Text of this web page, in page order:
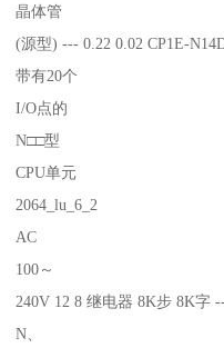
晶体管
(源型) --- 0.22 0.02 CP1E-
带有20个
I/O点的
N□□型
CPU单元
2064_lu_6_2
AC
100～
240V 12 8 继电器 8K步 8K字
N、